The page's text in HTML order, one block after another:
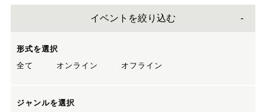
イベントを絞り込む
形式を選択
全て
オンライン オフライン
ジャンルを選択